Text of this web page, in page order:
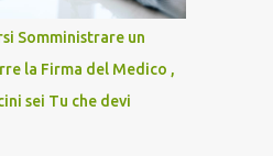
Somministrare un
la Firma del Medico ,
sei Tu che devi